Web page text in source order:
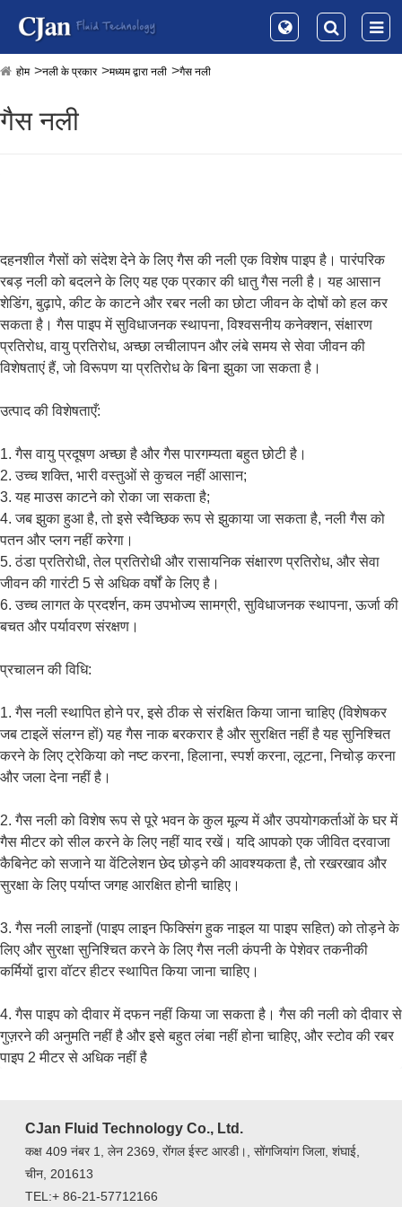
होम नली के प्रकार मध्यम द्वारा नली गैस नली
गैस नली
दहनशील गैसों को संदेश देने के लिए गैस की नली एक विशेष पाइप है। पारंपरिक
रबड़ नली को बदलने के लिए यह एक प्रकार की धातु गैस नली है। यह आसान
शेडिंग, बुढ़ापे, कीट के काटने और रबर नली का छोटा जीवन के दोषों को हल कर
सकता है। गैस पाइप में सुविधाजनक स्थापना, विश्वसनीय कनेक्शन, संक्षारण
प्रतिरोध, वायु प्रतिरोध, अच्छा लचीलापन और लंबे समय से सेवा जीवन की
विशेषताएं हैं, जो विरूपण या प्रतिरोध के बिना झुका जा सकता है।
उत्पाद की विशेषताएँ:
1. गैस वायु प्रदूषण अच्छा है और गैस पारगम्यता बहुत छोटी है।
2. उच्च शक्ति, भारी वस्तुओं से कुचल नहीं आसान;
3. यह माउस काटने को रोका जा सकता है;
4. जब झुका हुआ है, तो इसे स्वैच्छिक रूप से झुकाया जा सकता है, नली गैस को
पतन और प्लग नहीं करेगा।
5. ठंडा प्रतिरोधी, तेल प्रतिरोधी और रासायनिक संक्षारण प्रतिरोध, और सेवा
जीवन की गारंटी 5 से अधिक वर्षों के लिए है।
6. उच्च लागत के प्रदर्शन, कम उपभोज्य सामग्री, सुविधाजनक स्थापना, ऊर्जा की
बचत और पर्यावरण संरक्षण।
प्रचालन की विधि:
1. गैस नली स्थापित होने पर, इसे ठीक से संरक्षित किया जाना चाहिए (विशेषकर
जब टाइलें संलग्न हों) यह गैस नाक बरकरार है और सुरक्षित नहीं है यह सुनिश्चित
करने के लिए ट्रेकिया को नष्ट करना, हिलाना, स्पर्श करना, लूटना, निचोड़ करना
और जला देना नहीं है।
2. गैस नली को विशेष रूप से पूरे भवन के कुल मूल्य में और उपयोगकर्ताओं के घर में
गैस मीटर को सील करने के लिए नहीं याद रखें। यदि आपको एक जीवित दरवाजा
कैबिनेट को सजाने या वेंटिलेशन छेद छोड़ने की आवश्यकता है, तो रखरखाव और
सुरक्षा के लिए पर्याप्त जगह आरक्षित होनी चाहिए।
3. गैस नली लाइनों (पाइप लाइन फिक्सिंग हुक नाइल या पाइप सहित) को तोड़ने के
लिए और सुरक्षा सुनिश्चित करने के लिए गैस नली कंपनी के पेशेवर तकनीकी
कर्मियों द्वारा वॉटर हीटर स्थापित किया जाना चाहिए।
4. गैस पाइप को दीवार में दफन नहीं किया जा सकता है। गैस की नली को दीवार से
गुज़रने की अनुमति नहीं है और इसे बहुत लंबा नहीं होना चाहिए, और स्टोव की रबर
पाइप 2 मीटर से अधिक नहीं है
CJan Fluid Technology Co., Ltd.
कक्ष 409 नंबर 1, लेन 2369, रोंंगल ईस्ट आरडी।, सोंगजियांग जिला, शंघाई,
चीन, 201613
TEL:+ 86-21-57712166